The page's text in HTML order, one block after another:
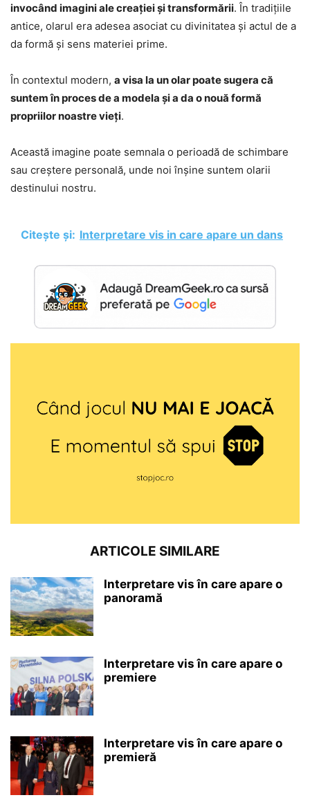
invocând imagini ale creației și transformării. În tradițiile
antice, olarul era adesea asociat cu divinitatea și actul de a
da formă și sens materiei prime.
În contextul modern, a visa la un olar poate sugera că
suntem în proces de a modela și a da o nouă formă
propriilor noastre vieți.
Această imagine poate semnala o perioadă de schimbare
sau creștere personală, unde noi înșine suntem olarii
destinului nostru.
Citește și: Interpretare vis in care apare un dans
ARTICOLE SIMILARE
Interpretare vis în care apare o
panoramă
Interpretare vis în care apare o
premiere
Interpretare vis în care apare o
premieră